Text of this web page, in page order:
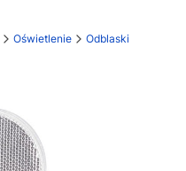
Oświetlenie Odblaski